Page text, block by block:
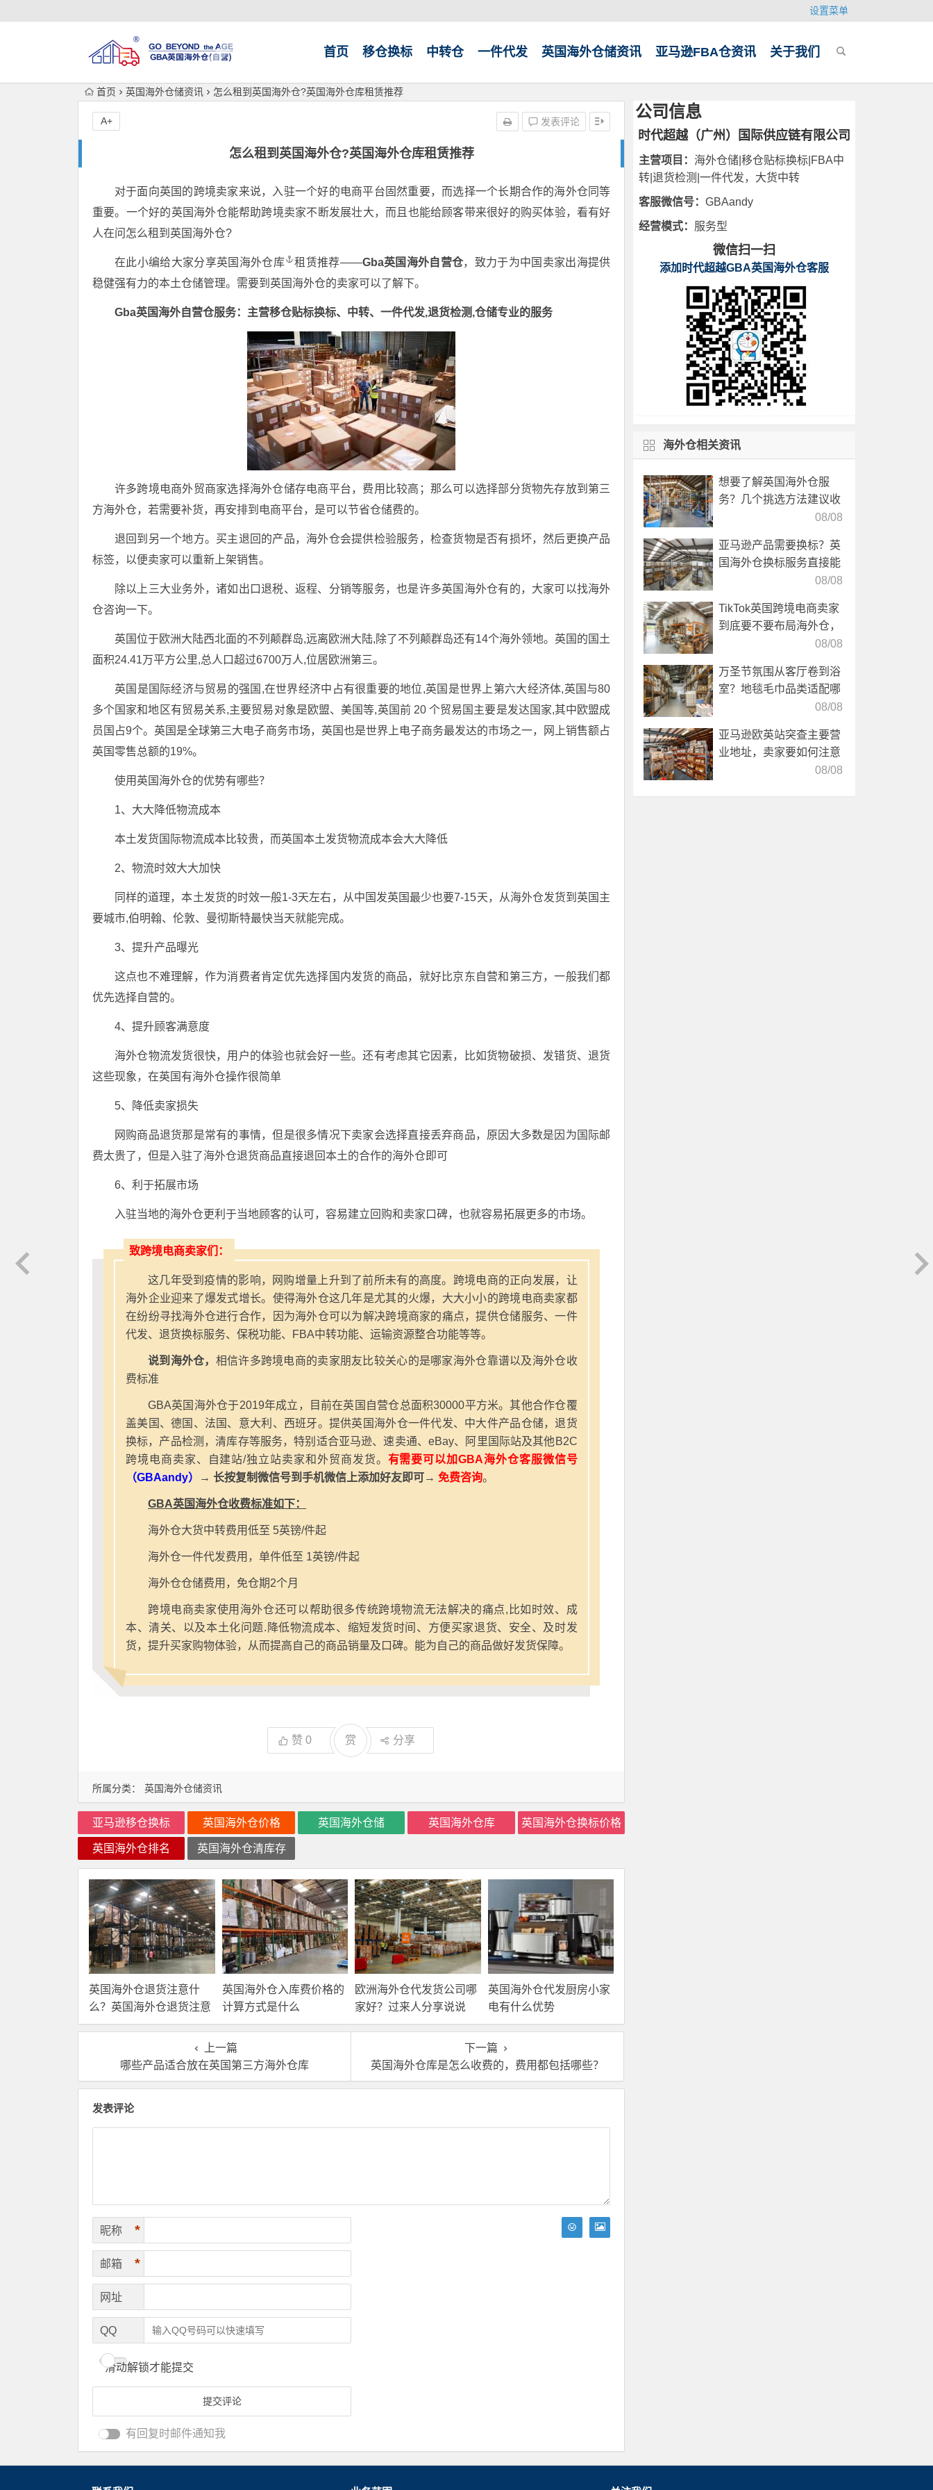
设置菜单
首页 移仓换标 中转仓 一件代发 英国海外仓储资讯 亚马逊FBA仓资讯 关于我们
首页 英国海外仓储资讯 怎么租到英国海外仓?英国海外仓库租赁推荐
怎么租到英国海外仓?英国海外仓库租赁推荐
发表评论
A+
所属分类： 英国海外仓储资讯
对于面向英国的跨境卖家来说，入驻一个好的电商平台固然重要，而选择一个长期合作的海外仓同等
重要。一个好的英国海外仓能帮助跨境卖家不断发展壮大，而且也能给顾客带来很好的购买体验，看有好
人在问怎么租到英国海外仓?
在此小编给大家分享英国海外仓库 租赁推荐——Gba英国海外自营仓，致力于为中国卖家出海提供
稳健强有力的本土仓储管理。需要到英国海外仓的卖家可以了解下。
Gba英国海外自营仓服务：主营移仓贴标换标、中转、一件代发,退货检测,仓储专业的服务
许多跨境电商外贸商家选择海外仓储存电商平台，费用比较高；那么可以选择部分货物先存放到第三
方海外仓，若需要补货，再安排到电商平台，是可以节省仓储费的。
退回到另一个地方。买主退回的产品，海外仓会提供检验服务，检查货物是否有损坏，然后更换产品
标签，以便卖家可以重新上架销售。
除以上三大业务外，诸如出口退税、返程、分销等服务，也是许多英国海外仓有的，大家可以找海外
仓咨询一下。
英国位于欧洲大陆西北面的不列颠群岛,远离欧洲大陆,除了不列颠群岛还有14个海外领地。英国的国土
面积24.41万平方公里,总人口超过6700万人,位居欧洲第三。
英国是国际经济与贸易的强国,在世界经济中占有很重要的地位,英国是世界上第六大经济体,英国与80
多个国家和地区有贸易关系,主要贸易对象是欧盟、美国等,英国前 20 个贸易国主要是发达国家,其中欧盟成
员国占9个。英国是全球第三大电子商务市场，英国也是世界上电子商务最发达的市场之一，网上销售额占
英国零售总额的19%。
使用英国海外仓的优势有哪些？
1、大大降低物流成本
本土发货国际物流成本比较贵，而英国本土发货物流成本会大大降低
2、物流时效大大加快
同样的道理，本土发货的时效一般1-3天左右，从中国发英国最少也要7-15天，从海外仓发货到英国主
要城市,伯明翰、伦敦、曼彻斯特最快当天就能完成。
3、提升产品曝光
这点也不难理解，作为消费者肯定优先选择国内发货的商品，就好比京东自营和第三方，一般我们都
优先选择自营的。
4、提升顾客满意度
海外仓物流发货很快，用户的体验也就会好一些。还有考虑其它因素，比如货物破损、发错货、退货
这些现象，在英国有海外仓操作很简单
5、降低卖家损失
网购商品退货那是常有的事情，但是很多情况下卖家会选择直接丢弃商品，原因大多数是因为国际邮
费太贵了，但是入驻了海外仓退货商品直接退回本土的合作的海外仓即可
6、利于拓展市场
入驻当地的海外仓更利于当地顾客的认可，容易建立回购和卖家口碑，也就容易拓展更多的市场。
致跨境电商卖家们：
这几年受到疫情的影响，网购增量上升到了前所未有的高度。跨境电商的正向发展，让
海外企业迎来了爆发式增长。使得海外仓这几年是尤其的火爆，大大小小的跨境电商卖家都
在纷纷寻找海外仓进行合作，因为海外仓可以为解决跨境商家的痛点，提供仓储服务、一件
代发、退货换标服务、保税功能、FBA中转功能、运输资源整合功能等等。
说到海外仓， 相信许多跨境电商的卖家朋友比较关心的是哪家海外仓靠谱以及海外仓收
费标准
GBA英国海外仓于2019年成立，目前在英国自营仓总面积30000平方米。其他合作仓覆
盖美国、德国、法国、意大利、西班牙。提供英国海外仓一件代发、中大件产品仓储，退货
换标，产品检测，清库存等服务，特别适合亚马逊、速卖通、eBay、阿里国际站及其他B2C
跨境电商卖家、自建站/独立站卖家和外贸商发货。 有需要可以加GBA海外仓客服微信号
（GBAandy）
→ 长按复制微信号到手机微信上添加好友即可→ 免费咨询。
GBA英国海外仓收费标准如下：
海外仓大货中转费用低至 5英镑/件起
海外仓一件代发费用，单件低至 1英镑/件起
海外仓仓储费用，免仓期2个月
跨境电商卖家使用海外仓还可以帮助很多传统跨境物流无法解决的痛点,比如时效、成
本、清关、以及本土化问题.降低物流成本、缩短发货时间、方便买家退货、安全、及时发
货，提升买家购物体验，从而提高自己的商品销量及口碑。能为自己的商品做好发货保障。
赞 0 赏 分享
亚马逊移仓换标 英国海外仓价格 英国海外仓储 英国海外仓库 英国海外仓换标价格
英国海外仓排名 英国海外仓清库存
英国海外仓退货注意什
么？英国海外仓退货注意
事项！
英国海外仓入库费价格的
计算方式是什么
欧洲海外仓代发货公司哪
家好？过来人分享说说
英国海外仓代发厨房小家
电有什么优势
上一篇
哪些产品适合放在英国第三方海外仓库
下一篇
英国海外仓库是怎么收费的，费用都包括哪些？
发表评论
昵称 *
邮箱 *
网址
QQ
滑动解锁才能提交
有回复时邮件通知我
公司信息
时代超越（广州）国际供应链有限公司
主营项目： 海外仓储|移仓贴标换标|FBA中
转|退货检测|一件代发，大货中转
客服微信号： GBAandy
经营模式： 服务型
微信扫一扫
添加时代超越GBA英国海外仓客服
海外仓相关资讯
想要了解英国海外仓服
务？几个挑选方法建议收
08/08
亚马逊产品需要换标？英
国海外仓换标服务直接能
08/08
TikTok英国跨境电商卖家
到底要不要布局海外仓，
08/08
万圣节氛围从客厅卷到浴
室？地毯毛巾品类适配哪
08/08
亚马逊欧英站突查主要营
业地址，卖家要如何注意
08/08